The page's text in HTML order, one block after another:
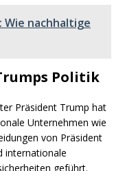
nachhaltige
Politik
Präsident Trump hat
Unternehmen wie
von Präsident
internationale
geführt.